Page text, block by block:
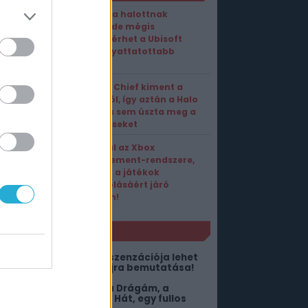
Évek óta halottnak
hitték, de mégis
visszatérhet a Ubisoft
leghányattatottabb
Master Chief kiment a
divatból, így aztán a Halo
Studios sem úszta meg a
leépítéseket
Megújul az Xbox
Achievement-rendszere,
érkezik a játékok
kimaxolásáért járó
jutalom!
egyik legnagyobb szenzációja lehet
Good & Evil 2 újra bemutatása!
lehetne még jobb a Drágám, a
összementek 2? Hát, egy fullos